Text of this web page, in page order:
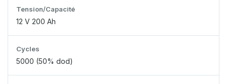
Tension/Capacité
12 V 200 Ah
Cycles
5000 (50% dod)